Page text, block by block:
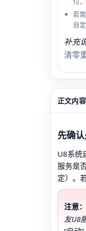
若需
自
补充
清零
正文内容
先确
U8系统
服务是
定）。
注意：
友U8